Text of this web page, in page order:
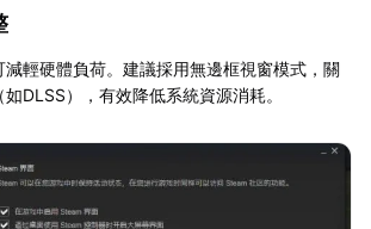
輕硬體負荷。建議採用無邊框視窗模式，關
DLSS），有效降低系統資源消耗。